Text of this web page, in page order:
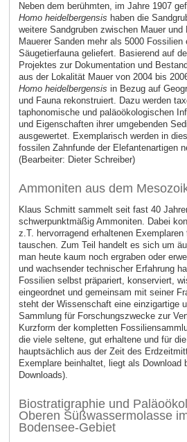
Neben dem berühmten, im Jahre 1907
Homo heidelbergensis haben die
weitere Sandgruben zwischen Mauer
Mauerer Sanden mehr als 5000 Fossilien
Säugetierfauna geliefert. Basierend auf
Projektes zur Dokumentation und
aus der Lokalität Mauer von 2004 bis
Homo heidelbergensis in Bezug auf
und Fauna rekonstruiert. Dazu werden
taphonomische und paläoökologischen
und Eigenschaften ihrer umgebenden
ausgewertet. Exemplarisch werden in
fossilen Zahnfunde der Elefantenartigen
(Bearbeiter: Dieter Schreiber)
Ammoniten aus dem
Klaus Schmitt sammelt seit fast 40
schwerpunktmäßig Ammoniten. Dabei
z.T. hervorragend erhaltenen
tauschen. Zum Teil handelt es sich um
man heute kaum noch ergraben oder
und wachsender technischer Erfahrung
Fossilien selbst präpariert, konserviert,
eingeordnet und gemeinsam mit seiner
steht der Wissenschaft eine einzigartige
Sammlung für Forschungszwecke zur
Kurzform der kompletten
die viele seltene, gut erhaltene und für
hauptsächlich aus der Zeit des
Exemplare beinhaltet, liegt als Download
Downloads).
Biostratigraphie und
Oberen Süßwassermolasse
Bodensee-Gebiet